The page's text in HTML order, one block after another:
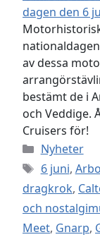
av dessa
bestämt de i
och Veddige.
Cruisers för!
Kategorier
Nyheter
Etiketter
6 juni,
dragkrok,
och
Meet, Gnarp,